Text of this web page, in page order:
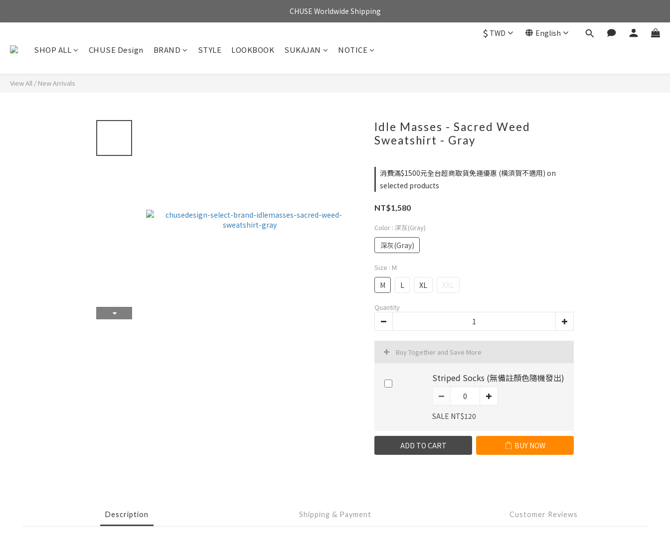
CHUSE Worldwide Shipping
$ TWD English
SHOP ALL CHUSE Design BRAND STYLE LOOKBOOK SUKAJAN NOTICE
View All / New Arrivals
Idle Masses - Sacred Weed
Sweatshirt - Gray
消費滿$1500元全台超商取貨免運優惠 (橫須賀不適用) on
selected products
NT$1,580
Color : 深灰(Gray)
深灰(Gray)
Size : M
M L XL XXL
Quantity
Buy Together and Save More
Striped Socks (無備註顏色隨機發出)
SALE NT$120
ADD TO CART BUY NOW
Description Shipping & Payment Customer Reviews